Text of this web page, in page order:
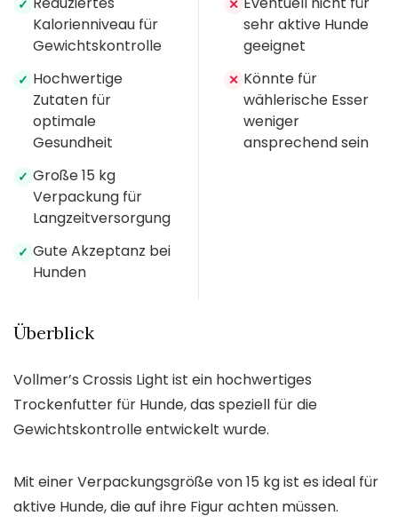
✓
Kalorienniveau für
Gewichtskontrolle
✓ Hochwertige
Zutaten für
optimale
Gesundheit
✓ Große 15 kg
Verpackung für
Langzeitversorgung
✓ Gute Akzeptanz bei
Hunden
✕
sehr aktive Hunde
geeignet
✕ Könnte für
wählerische Esser
weniger
ansprechend sein
Überblick
Vollmer’s Crossis Light ist ein hochwertiges
Trockenfutter für Hunde, das speziell für die
Gewichtskontrolle entwickelt wurde.
Mit einer Verpackungsgröße von 15 kg ist es ideal für
aktive Hunde, die auf ihre Figur achten müssen.